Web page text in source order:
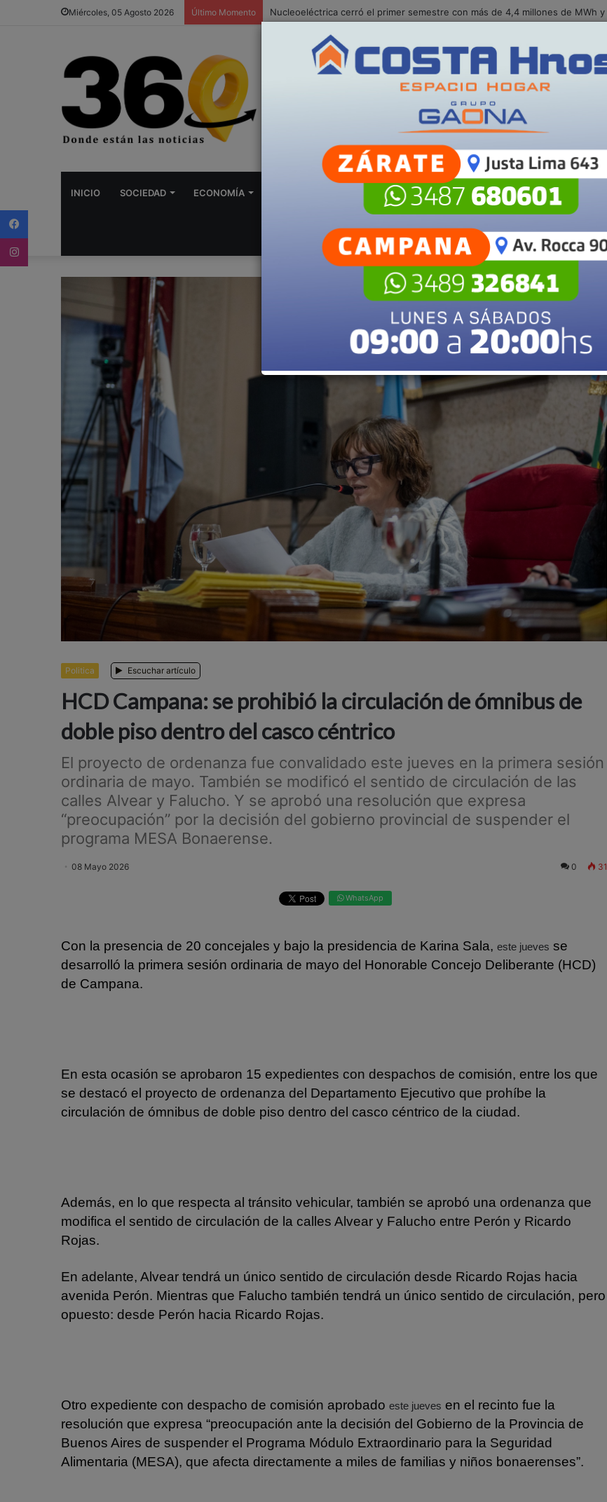
Miércoles, 05 Agosto 2026 Último Momento
INICIO SOCIEDAD ECONOMÍA POLICIALES SALUD SECCIONES
Campana
Politica Escuchar artículo
HCD Campana: se prohibió la circulación de ómnibus de
doble piso dentro del casco céntrico
El proyecto de ordenanza fue convalidado este jueves en la primera sesión
ordinaria de mayo. También se modificó el sentido de circulación de las
calles Alvear y Falucho. Y se aprobó una resolución que expresa
“preocupación” por la decisión del gobierno provincial de suspender el
programa MESA Bonaerense.
08 Mayo 2026 0 31
WhatsApp
Con la presencia de 20 concejales y bajo la presidencia de Karina Sala, este jueves se
desarrolló la primera sesión ordinaria de mayo del Honorable Concejo Deliberante (HCD)
de Campana.
En esta ocasión se aprobaron 15 expedientes con despachos de comisión, entre los que
se destacó el proyecto de ordenanza del Departamento Ejecutivo que prohíbe la
circulación de ómnibus de doble piso dentro del casco céntrico de la ciudad.
Además, en lo que respecta al tránsito vehicular, también se aprobó una ordenanza que
modifica el sentido de circulación de la calles Alvear y Falucho entre Perón y Ricardo
Rojas.
En adelante, Alvear tendrá un único sentido de circulación desde Ricardo Rojas hacia
avenida Perón. Mientras que Falucho también tendrá un único sentido de circulación, pero
opuesto: desde Perón hacia Ricardo Rojas.
Otro expediente con despacho de comisión aprobado este jueves en el recinto fue la
resolución que expresa “preocupación ante la decisión del Gobierno de la Provincia de
Buenos Aires de suspender el Programa Módulo Extraordinario para la Seguridad
Alimentaria (MESA), que afecta directamente a miles de familias y niños bonaerenses”.